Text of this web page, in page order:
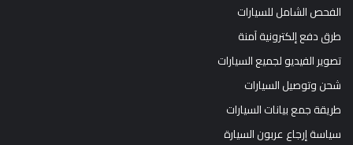
الفحص الشامل للسيارات
طرق دفع إلكترونية آمنة
تصوير الفيديو لجميع السيارات
شحن وتوصيل السيارات
طريقة جمع بيانات السيارات
سياسة إرجاع عربون السيارة